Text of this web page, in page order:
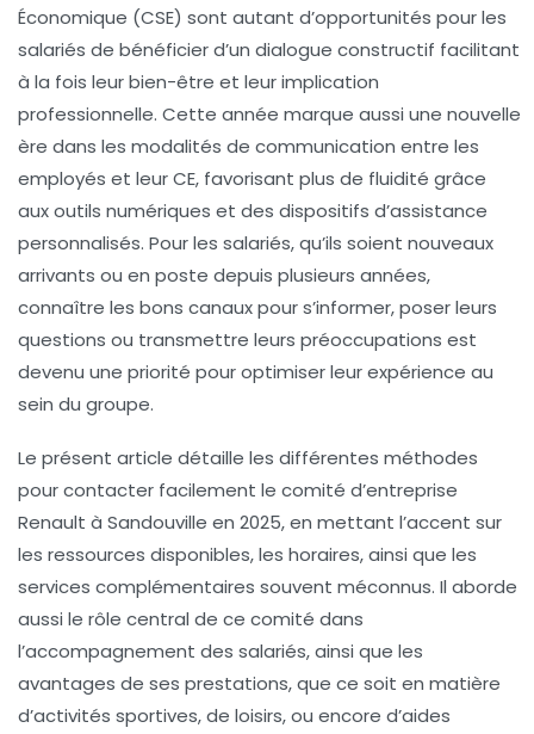
Économique (CSE) sont autant d’opportunités pour les
salariés de bénéficier d’un dialogue constructif facilitant
à la fois leur bien-être et leur implication
professionnelle. Cette année marque aussi une nouvelle
ère dans les modalités de communication entre les
employés et leur CE, favorisant plus de fluidité grâce
aux outils numériques et des dispositifs d’assistance
personnalisés. Pour les salariés, qu’ils soient nouveaux
arrivants ou en poste depuis plusieurs années,
connaître les bons canaux pour s’informer, poser leurs
questions ou transmettre leurs préoccupations est
devenu une priorité pour optimiser leur expérience au
sein du groupe.
Le présent article détaille les différentes méthodes
pour contacter facilement le comité d’entreprise
Renault à Sandouville en 2025, en mettant l’accent sur
les ressources disponibles, les horaires, ainsi que les
services complémentaires souvent méconnus. Il aborde
aussi le rôle central de ce comité dans
l’accompagnement des salariés, ainsi que les
avantages de ses prestations, que ce soit en matière
d’activités sportives, de loisirs, ou encore d’aides